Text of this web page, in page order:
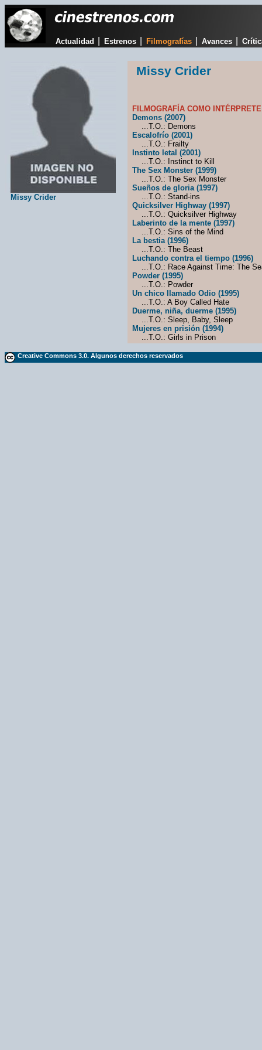
Actualidad Estrenos Filmografías Avances
Missy Crider
Missy Crider
FILMOGRAFÍA COMO
Demons (2007)
...T.O.: Demons
Escalofrío (2001)
...T.O.: Frailty
Instinto letal (2001)
...T.O.: Instinct to Kill
The Sex Monster (1999)
...T.O.: The Sex Monster
Sueños de gloria (1997)
...T.O.: Stand-ins
Quicksilver Highway (1997)
...T.O.: Quicksilver Highway
Laberinto de la mente (1997)
...T.O.: Sins of the Mind
La bestia (1996)
...T.O.: The Beast
Luchando contra el tiempo (1996)
...T.O.: Race Against Time: The
Powder (1995)
...T.O.: Powder
Un chico llamado Odio (1995)
...T.O.: A Boy Called Hate
Duerme, niña, duerme (1995)
...T.O.: Sleep, Baby, Sleep
Mujeres en prisión (1994)
...T.O.: Girls in Prison
Creative Commons 3.0. Algunos derechos reservados